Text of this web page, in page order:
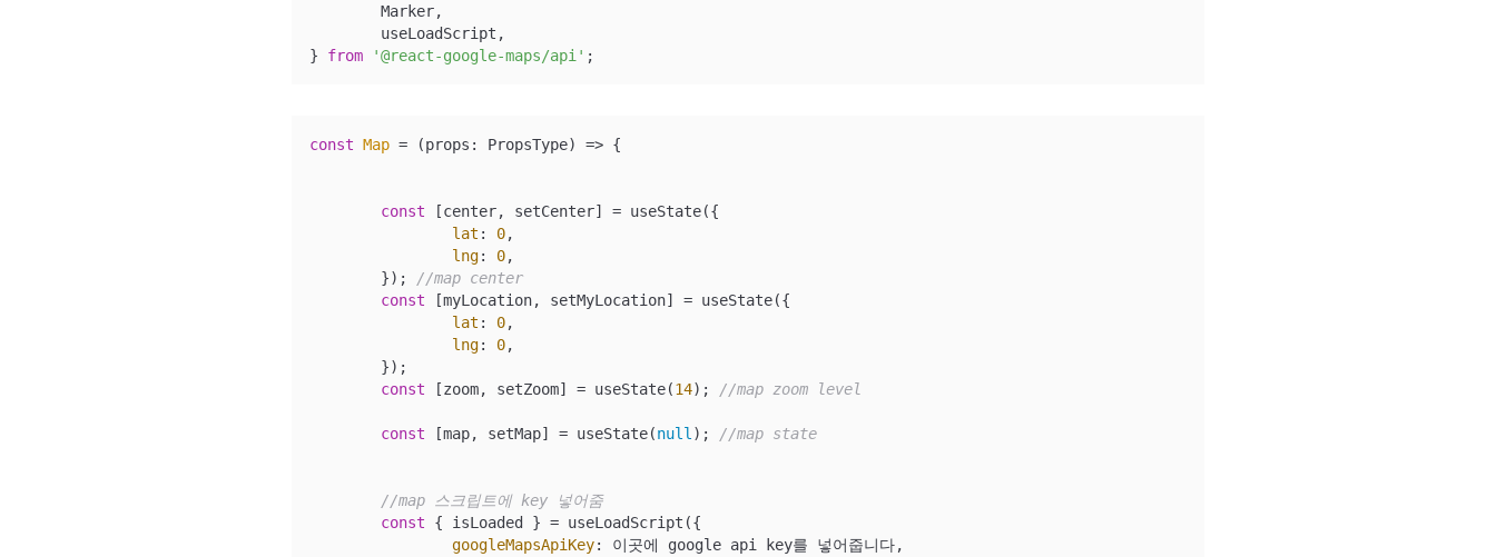
} from '@react-google-maps/api' ;
const Map = (props: PropsType) => {
const [center, setCenter] = useState({
lat : 0,
lng: 0,
	});
//map center
const [myLocation, setMyLocation] = useState({
lat : 0,
lng: 0,
const [zoom, setZoom] = useState(14); //map zoom level
const [map, setMap] = useState(null ); //map state
//map 스크립트에 key 넣어줌
const { isLoaded } = useLoadScript({
googleMapsApiKey: 이곳에 google api key를 넣어줍니다,